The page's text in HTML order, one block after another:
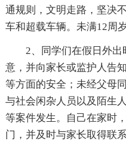
通规则，文明走路，坚决
车和超载车辆。未满12周
2、同学们在假日外
意，并向家长或监护人告
等方面的安全；未经父母
与社会闲杂人员以及陌生
等案件发生。自己在家时
门，并及时与家长取得联